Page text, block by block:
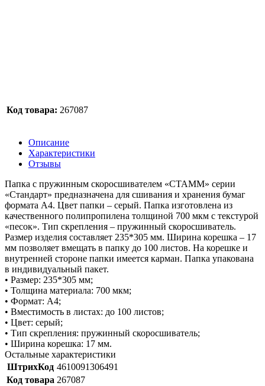
Код товара: 267087
Описание
Характеристики
Отзывы
Папка с пружинным скоросшивателем «СТАММ» серии
«Стандарт» предназначена для сшивания и хранения бумаг
формата А4. Цвет папки – серый. Папка изготовлена из
качественного полипропилена толщиной 700 мкм с текстурой
«песок». Тип скрепления – пружинный скоросшиватель.
Размер изделия составляет 235*305 мм. Ширина корешка – 17
мм позволяет вмещать в папку до 100 листов. На корешке и
внутренней стороне папки имеется карман. Папка упакована
в индивидуальный пакет.
• Размер: 235*305 мм;
• Толщина материала: 700 мкм;
• Формат: А4;
• Вместимость в листах: до 100 листов;
• Цвет: серый;
• Тип скрепления: пружинный скоросшиватель;
• Ширина корешка: 17 мм.
Остальные характеристики
ШтрихКод 4610091306491
Код товара 267087